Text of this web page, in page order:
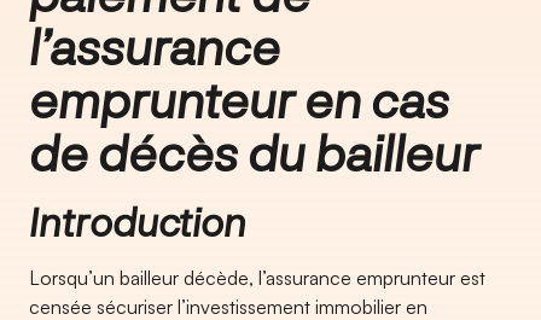
l’assurance
emprunteur en cas
de décès du bailleur
Introduction
Lorsqu’un bailleur décède, l’assurance emprunteur est
censée sécuriser l’investissement immobilier en